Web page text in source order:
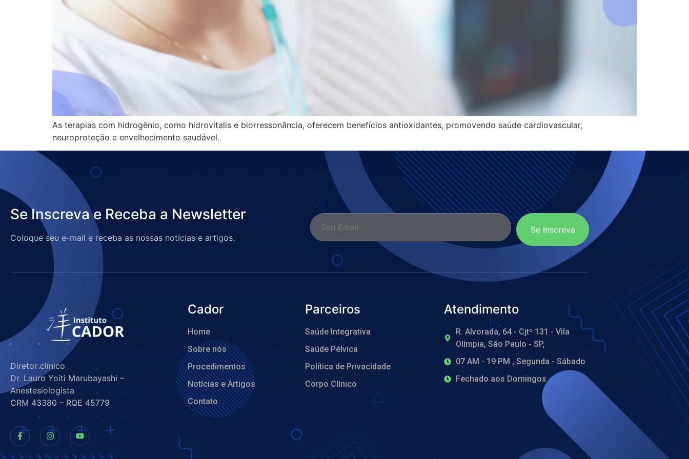
As terapias com hidrogênio, como hidrovitalis e biorressonância, oferecem benefícios antioxidantes, promovendo saúde cardiovascular,
neuroproteção e envelhecimento saudável.
Se Inscreva e Receba a Newsletter
Coloque seu e-mail e receba as nossas notícias e artigos.
Se Inscreva
Diretor clínico
Dr. Lauro Yoiti Marubayashi –
Anestesiologista
CRM 43380 – RQE 45779
Cador
Home
Sobre nós
Procedimentos
Notícias e Artigos
Contato
Parceiros
Saúde Integrativa
Saúde Pélvica
Política de Privacidade
Corpo Clínico
Atendimento
R. Alvorada, 64 - Cjtº 131 - Vila
Olímpia, São Paulo - SP,
07 AM - 19 PM , Segunda - Sábado
Fechado aos Domingos